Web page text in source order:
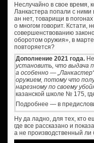
Неслучайно в свое время,
Ланкастера попали с
ан нет, товарищи в
о многом говорит. Кстати,
совершенствованию
оборотом оружия», в
повторяется?
Дополнение 2021 года.
установить, что выдача
а особенно —
оружием, потому что
нарезному по своему
казанской школе № 175,
Подробнее — в
Ну да ладно, для тех, кто
где все рассказано и
а не производственный ли